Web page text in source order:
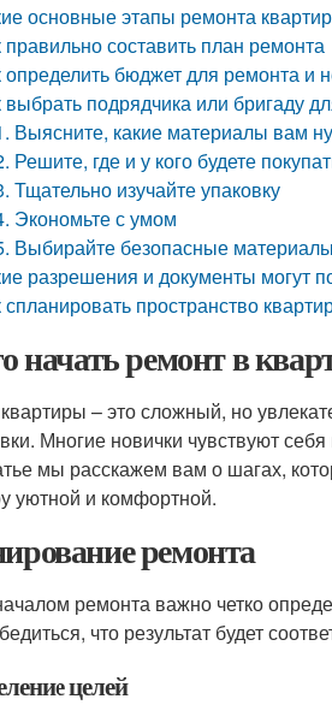
основные этапы ремонта
правильно составить план ремонта
определить бюджет для ремонта и
выбрать подрядчика или бригаду
Выясните, какие материалы вам
Решите, где и у кого будете
Тщательно изучайте упаковку
Экономьте с умом
Выбирайте безопасные материалы
разрешения и документы могут
спланировать пространство
начать ремонт в
– это сложный, но
Многие новички чувствуют
мы расскажем вам о шагах,
уютной и комфортной.
ремонта
ремонта важно четко
что результат будет
целей